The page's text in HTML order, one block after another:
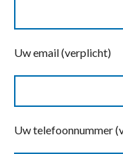
Uw email (verplicht)
Uw telefoonnummer